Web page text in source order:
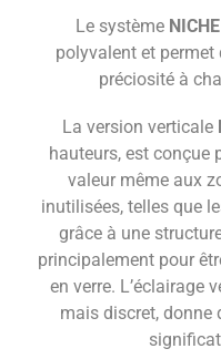
Le système NICHE
polyvalent et permet
préciosité à
La version verticale
hauteurs, est conçue
valeur même aux
inutilisées, telles que
grâce à une
principalement pour
en verre. L’éclairage
mais discret, donne